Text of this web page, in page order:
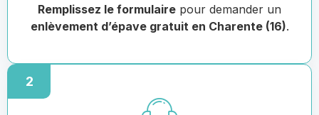
Remplissez le formulaire pour demander un
enlèvement d’épave gratuit en Charente (16).
2